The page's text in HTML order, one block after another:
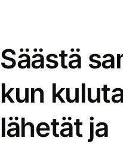
Säästä
kun
lähetät ja